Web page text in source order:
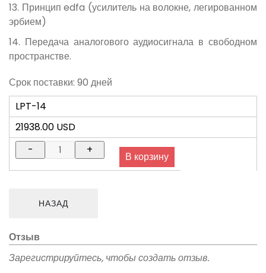
13. Принципedfa (усилитель на волокне, легированном
эрбием)
14. Передача аналогового аудиосигнала в свободном
пространстве.
Срок поставки: 90 дней
LPT-14
21938.00 USD
Отзыв
Зарегистрируйтесь, чтобы создать отзыв.